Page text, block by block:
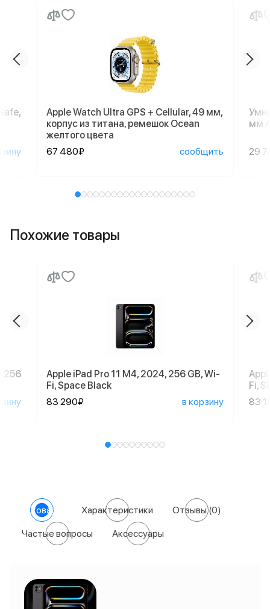
Apple Watch Ultra GPS + Cellular, 49 мм,
корпус из титана, ремешок Ocean
желтого цвета
67 480₽
сообщить
мм
29
Похожие товары
256
Apple iPad Pro 11 M4, 2024, 256 GB, Wi-
Fi, Space Black
83 290₽
в корзину
Fi,
83
О товаре Характеристики Отзывы(0)
Частые вопросы Аксессуары